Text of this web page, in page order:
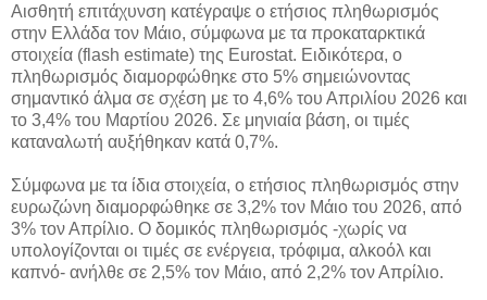
Αισθητή επιτάχυνση κατέγραψε ο ετήσιος πληθωρισμός
στην Ελλάδα τον Μάιο, σύμφωνα με τα προκαταρκτικά
στοιχεία (flash estimate) της Eurostat. Ειδικότερα, ο
πληθωρισμός διαμορφώθηκε στο 5% σημειώνοντας
σημαντικό άλμα σε σχέση με το 4,6% του Απριλίου 2026 και
το 3,4% του Μαρτίου 2026. Σε μηνιαία βάση, οι τιμές
καταναλωτή αυξήθηκαν κατά 0,7%.
Σύμφωνα με τα ίδια στοιχεία, ο ετήσιος πληθωρισμός στην
ευρωζώνη διαμορφώθηκε σε 3,2% τον Μάιο του 2026, από
3% τον Απρίλιο. Ο δομικός πληθωρισμός -χωρίς να
υπολογίζονται οι τιμές σε ενέργεια, τρόφιμα, αλκοόλ και
καπνό- ανήλθε σε 2,5% τον Μάιο, από 2,2% τον Απρίλιο.